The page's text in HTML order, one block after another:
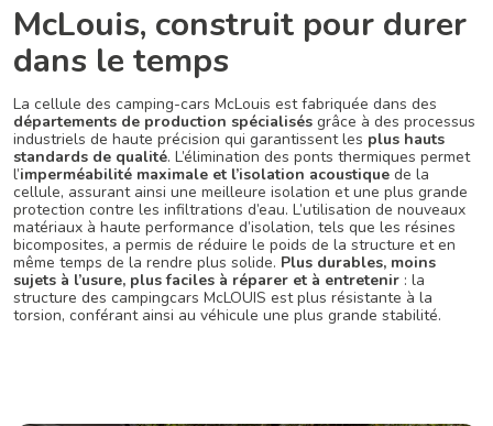
McLouis, construit pour durer
dans le temps
La cellule des camping-cars McLouis est fabriquée dans des
départements de production spécialisés grâce à des processus
industriels de haute précision qui garantissent les plus hauts
standards de qualité. L’élimination des ponts thermiques permet
l’imperméabilité maximale et l’isolation acoustique de la
cellule, assurant ainsi une meilleure isolation et une plus grande
protection contre les infiltrations d’eau. L’utilisation de nouveaux
matériaux à haute performance d’isolation, tels que les résines
bicomposites, a permis de réduire le poids de la structure et en
même temps de la rendre plus solide. Plus durables, moins
sujets à l’usure, plus faciles à réparer et à entretenir : la
structure des campingcars McLOUIS est plus résistante à la
torsion, conférant ainsi au véhicule une plus grande stabilité.